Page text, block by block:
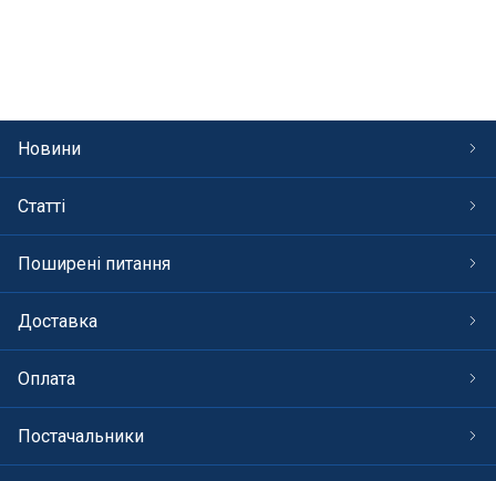
Новини
Статті
Поширені питання
Доставка
Оплата
Постачальники